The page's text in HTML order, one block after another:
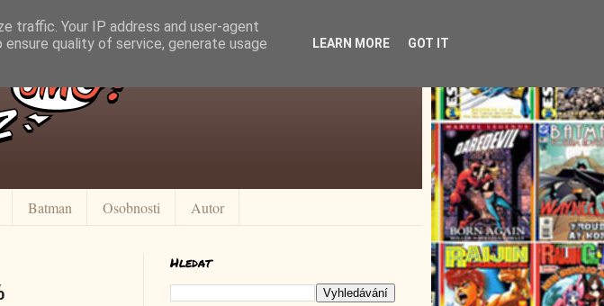
Batman Osobnosti Autor
Hledat
traffic. Your IP address and user-agent
quality of service, generate usage
LEARN MORE GOT IT